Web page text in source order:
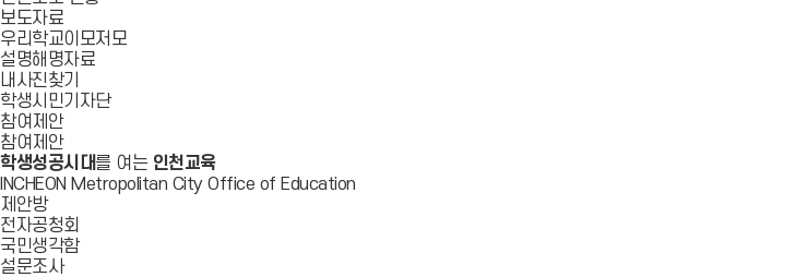
보도자료
우리학교이모저모
설명해명자료
내사진찾기
학생시민기자단
참여제안
참여제안
학생성공시대를 여는 인천교육
INCHEON Metropolitan City Office of Education
제안방
전자공청회
국민생각함
설문조사